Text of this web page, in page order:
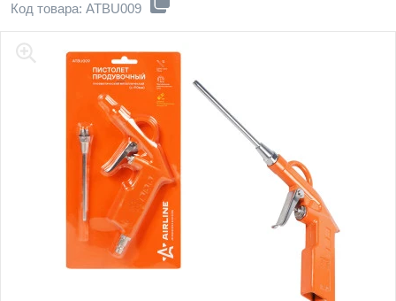
Код товара: ATBU009